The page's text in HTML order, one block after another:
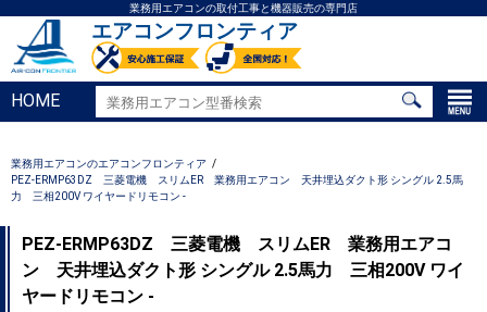
業務用エアコンの取付工事と機器販売の専門店
エアコンフロンティア
HOME
業務用エアコンのエアコンフロンティア
PEZ-ERMP63DZ 三菱電機 スリムER 業務用エアコン 天井埋込ダクト形 シングル 2.5馬
力 三相200V ワイヤードリモコン -
PEZ-ERMP63DZ 三菱電機 スリムER 業務用エアコ
ン 天井埋込ダクト形 シングル 2.5馬力 三相200V ワイ
ヤードリモコン -